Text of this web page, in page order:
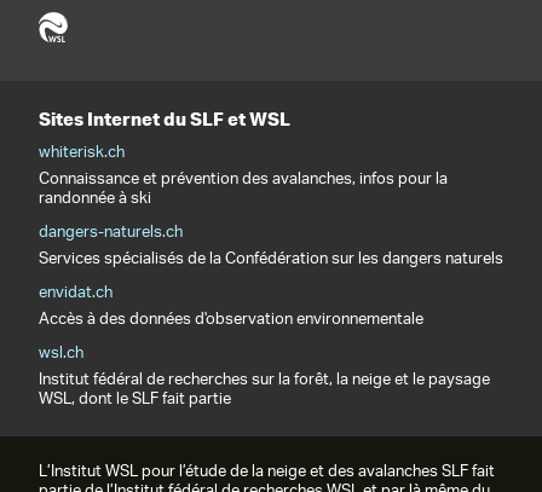
Sites Internet du SLF et WSL
whiterisk.ch
Connaissance et prévention des avalanches, infos pour la
randonnée à ski
dangers-naturels.ch
Services spécialisés de la Confédération sur les dangers naturels
envidat.ch
Accès à des données d'observation environnementale
wsl.ch
Institut fédéral de recherches sur la forêt, la neige et le paysage
WSL, dont le SLF fait partie
L’Institut WSL pour l’étude de la neige et des avalanches SLF fait